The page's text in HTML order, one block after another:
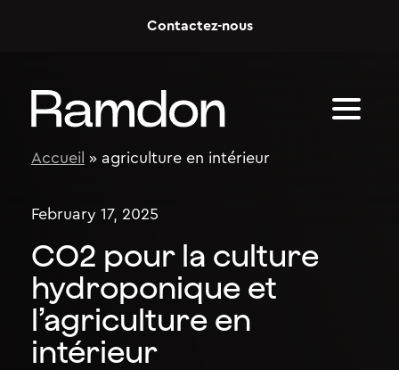
Contactez-nous
Accueil » agriculture en intérieur
February 17, 2025
CO2 pour la culture
hydroponique et
l’agriculture en
intérieur